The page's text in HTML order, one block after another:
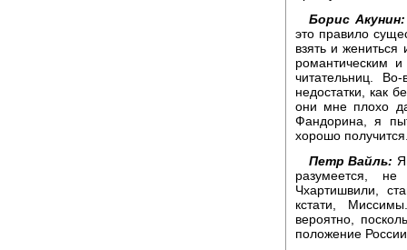
Борис Акунин:
это правило
взять и
романтическим
читательниц.
недостатки, как
они мне плохо
Фандорина, я
хорошо
Петр Вайль:
разумеется,
Чхартишвили,
кстати,
вероятно,
положение